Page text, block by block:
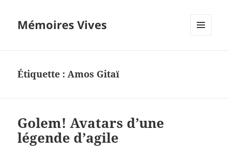
Mémoires Vives
Étiquette :Amos Gitaï
Golem! Avatars d’une
légende d’agile